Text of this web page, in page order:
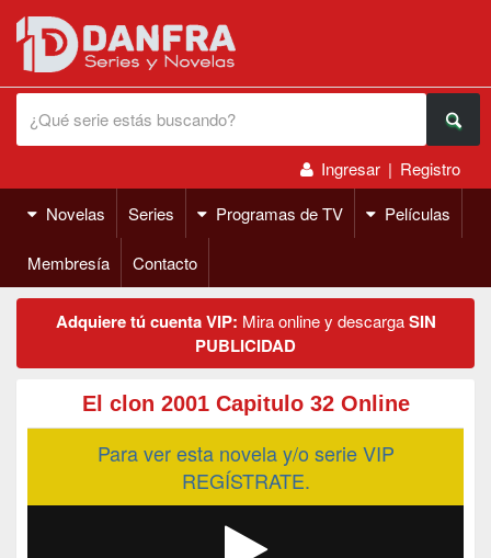
Ingresar | Registro
Novelas
Series Programas de TV Películas
Membresía Contacto
Adquiere tú cuenta VIP: Mira online y descargaSIN
PUBLICIDAD
El clon 2001 Capitulo 32 Online
Para ver esta novela y/o serie VIP
REGÍSTRATE.